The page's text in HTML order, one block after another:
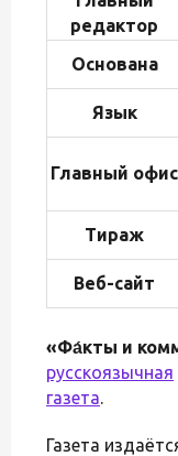
редактор
Основана
Язык
Главный офис
Тираж
Веб-сайт
«Фа́кты и
русскоязычная
газета.
Газета